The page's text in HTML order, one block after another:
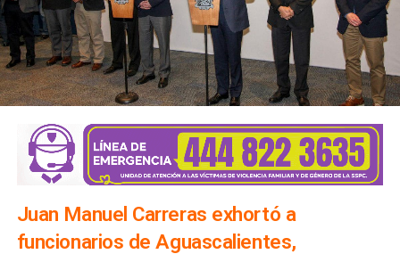
Juan Manuel Carreras exhortó a
funcionarios de Aguascalientes,